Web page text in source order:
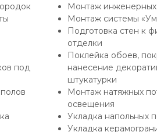
под
Монтаж инженерных
Монтаж системы
Подготовка стен к
отделки
Поклейка обоев,
нанесение
штукатурки
Монтаж натяжных
освещения
Укладка напольных
Укладка